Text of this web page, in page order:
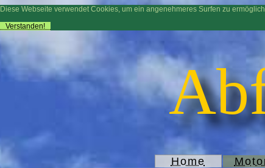
Diese Webseite verwendet Cookies, um ein angenehmeres Surfen zu
Verstanden!
Home